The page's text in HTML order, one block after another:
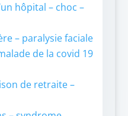
hôpital – choc –
– paralysie faciale
de la covid 19
de retraite –